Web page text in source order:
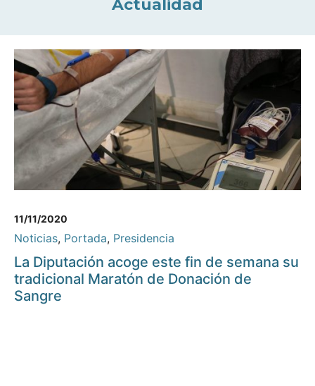
Actualidad
11/11/2020
Noticias, Portada, Presidencia
La Diputación acoge este fin de semana su
tradicional Maratón de Donación de
Sangre